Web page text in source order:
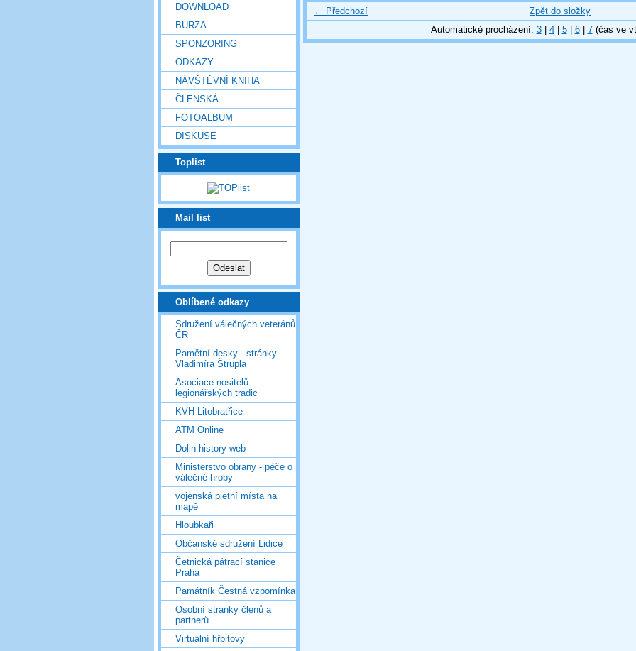
DOWNLOAD
BURZA
SPONZORING
ODKAZY
NÁVŠTĚVNÍ KNIHA
ČLENSKÁ
FOTOALBUM
DISKUSE
Toplist
Mail list
Oblíbené odkazy
Sdružení válečných veteránů
ČR
Pamětní desky - stránky
Vladimíra Štrupla
Asociace nositelů
legionářských tradic
KVH Litobratřice
ATM Online
Dolin history web
Ministerstvo obrany - péče o
válečné hroby
vojenská pietní místa na
mapě
Hloubkaři
Občanské sdružení Lidice
Četnická pátrací stanice
Praha
Památník Čestná vzpomínka
Osobní stránky členů a
partnerů
Virtuální hřbitovy
← Předchozí
Zpět do složky
Automatické procházení: 3| 4| 5| 6| 7(čas ve